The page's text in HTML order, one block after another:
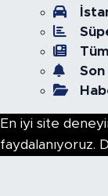
En iyi site
faydalanıyoruz.